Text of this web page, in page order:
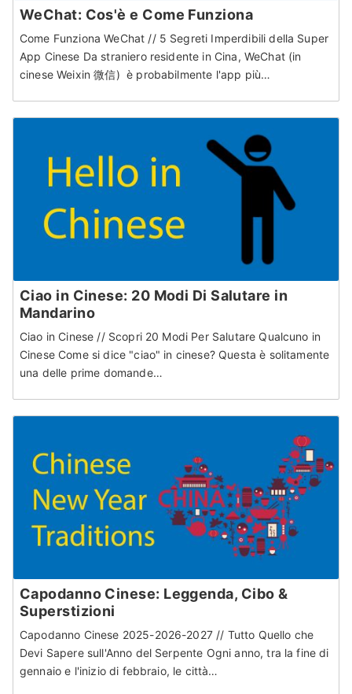
WeChat: Cos'è e Come Funziona
Come Funziona WeChat // 5 Segreti Imperdibili della Super
App Cinese Da straniero residente in Cina, WeChat (in
cinese Weixin 微信) è probabilmente l'app più…
Ciao in Cinese: 20 Modi Di Salutare in
Mandarino
Ciao in Cinese // Scopri 20 Modi Per Salutare Qualcuno in
Cinese Come si dice "ciao" in cinese? Questa è solitamente
una delle prime domande…
Capodanno Cinese: Leggenda, Cibo &
Superstizioni
Capodanno Cinese 2025-2026-2027 // Tutto Quello che
Devi Sapere sull'Anno del Serpente Ogni anno, tra la fine di
gennaio e l'inizio di febbraio, le città…